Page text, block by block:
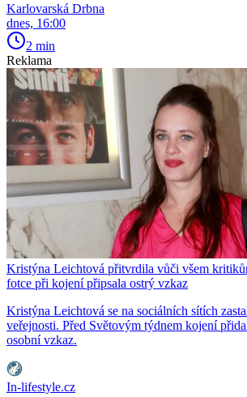
Karlovarská Drbna
dnes, 16:00
2 min
Reklama
Kristýna Leichtová přitvrdila vůči všem
fotce při kojení připsala ostrý vzkaz
Kristýna Leichtová se na sociálních sítích
veřejnosti. Před Světovým týdnem kojení
osobní vzkaz.
In-lifestyle.cz